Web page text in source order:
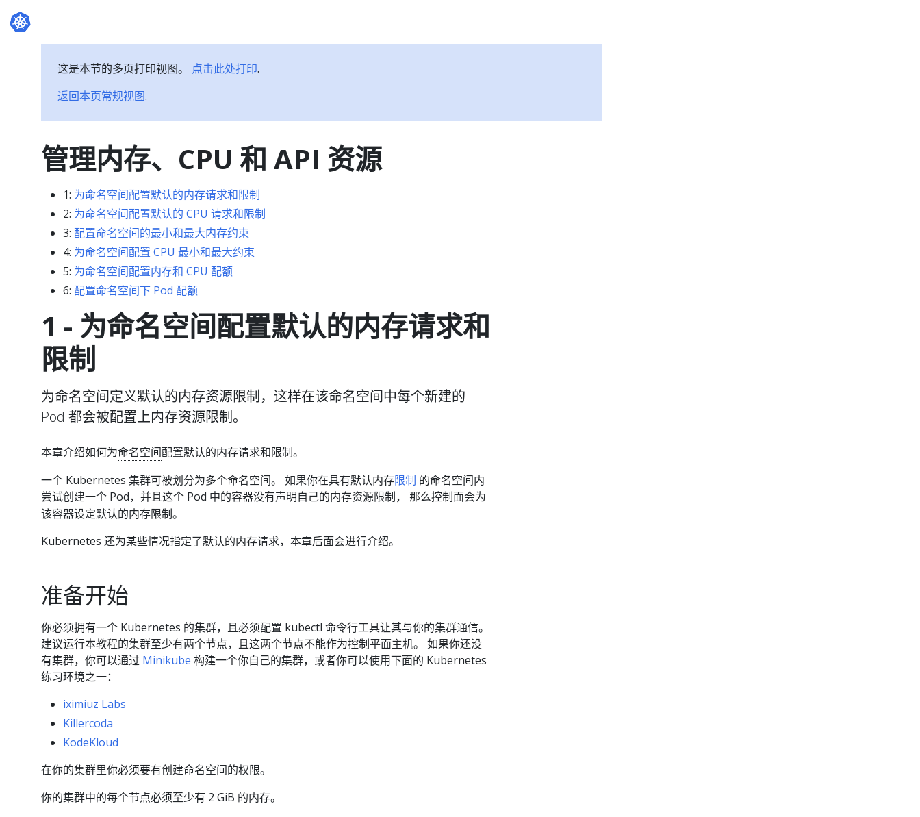
这是本节的多页打印视图。 点击此处打印.
返回本页常规视图.
管理内存、CPU 和 API 资源
1: 为命名空间配置默认的内存请求和限制
2: 为命名空间配置默认的 CPU 请求和限制
3: 配置命名空间的最小和最大内存约束
4: 为命名空间配置 CPU 最小和最大约束
5: 为命名空间配置内存和 CPU 配额
6: 配置命名空间下 Pod 配额
1 - 为命名空间配置默认的内存请求和
限制
为命名空间定义默认的内存资源限制，这样在该命名空间中每个新建的
Pod 都会被配置上内存资源限制。
本章介绍如何为命名空间配置默认的内存请求和限制。
一个 Kubernetes 集群可被划分为多个命名空间。 如果你在具有默认内存限制 的命名空间内
尝试创建一个 Pod，并且这个 Pod 中的容器没有声明自己的内存资源限制， 那么控制面会为
该容器设定默认的内存限制。
Kubernetes 还为某些情况指定了默认的内存请求，本章后面会进行介绍。
准备开始
你必须拥有一个 Kubernetes 的集群，且必须配置 kubectl 命令行工具让其与你的集群通信。
建议运行本教程的集群至少有两个节点，且这两个节点不能作为控制平面主机。 如果你还没
有集群，你可以通过 Minikube 构建一个你自己的集群，或者你可以使用下面的 Kubernetes
练习环境之一：
iximiuz Labs
Killercoda
KodeKloud
在你的集群里你必须要有创建命名空间的权限。
你的集群中的每个节点必须至少有 2 GiB 的内存。